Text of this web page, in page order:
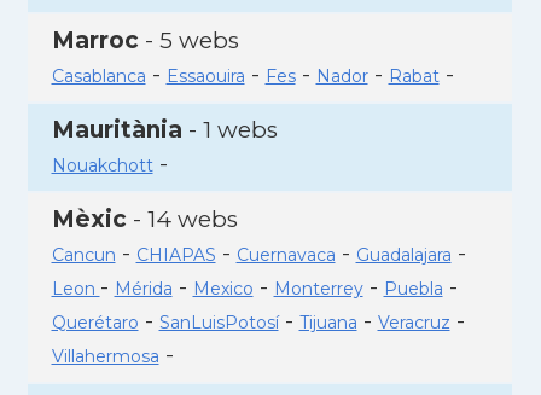
Marroc - 5 webs
Casablanca - Essaouira - Fes- Nador- Rabat-
Mauritània - 1 webs
Nouakchott-
Mèxic - 14 webs
Cancun - CHIAPAS - Cuernavaca - Guadalajara -
Leon - Mérida - Mexico - Monterrey- Puebla -
Querétaro - SanLuisPotosí- Tijuana - Veracruz -
Villahermosa -